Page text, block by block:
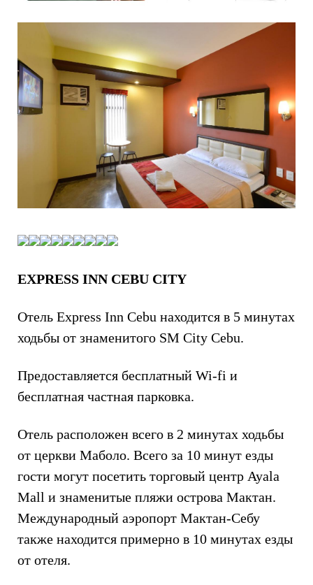
EXPRESS INN CEBU CITY
Отель Express Inn Cebu находится в 5 минутах
ходьбы от знаменитого SM City Cebu.
Предоставляется бесплатный Wi-fi и
бесплатная частная парковка.
Отель расположен всего в 2 минутах ходьбы
от церкви Маболо. Всего за 10 минут езды
гости могут посетить торговый центр Ayala
Mall и знаменитые пляжи острова Мактан.
Международный аэропорт Мактан-Себу
также находится примерно в 10 минутах езды
от отеля.